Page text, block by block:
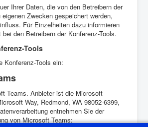
Ihrer Daten, die von den Betreibern der
Zwecken gespeichert werden,
Für Einzelheiten dazu informieren
den Betreibern der Konferenz-Tools.
Tools
Konferenz-Tools ein:
Teams. Anbieter ist die Microsoft
Way, Redmond, WA 98052-6399,
entnehmen Sie der
von Microsoft Teams: